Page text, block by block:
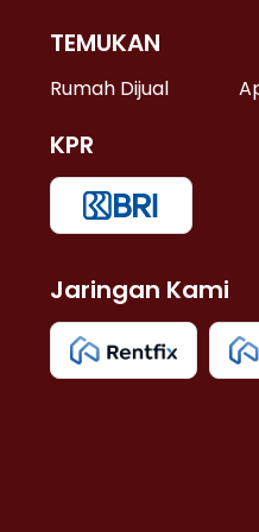
TEMUKAN
Rumah Dijual
KPR
Jaringan Kami